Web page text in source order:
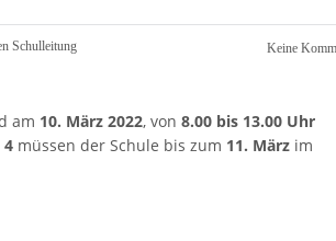
Schulleitung Keine
am 10. März 2022, von 8.00 bis 13.00 Uhr
4 müssen der Schule bis zum 11. März im